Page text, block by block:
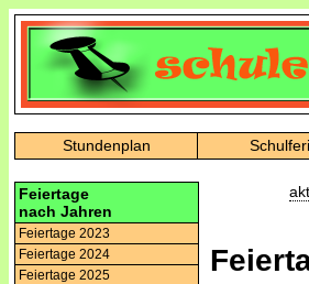
Stundenplan
Feiertage
nach Jahren
Feiertage 2023
Feiertage 2024
Feiertage 2025